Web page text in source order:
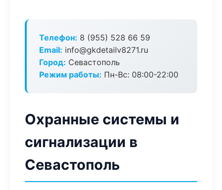
Телефон: 8 (955) 528 66 59
Email: info@gkdetailv8271.ru
Город: Севастополь
Режим работы: Пн-Вс: 08:00-22:00
Охранные системы и
сигнализации в
Севастополь